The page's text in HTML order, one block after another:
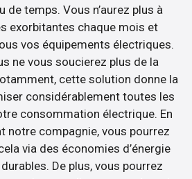
de temps. Vous n’aurez plus à
exorbitantes chaque mois et
vos équipements électriques.
ne vous soucierez plus de la
cette solution donne la
considérablement toutes les
consommation électrique. En
notre compagnie, vous pourrez
via des économies d’énergie
De plus, vous pourrez